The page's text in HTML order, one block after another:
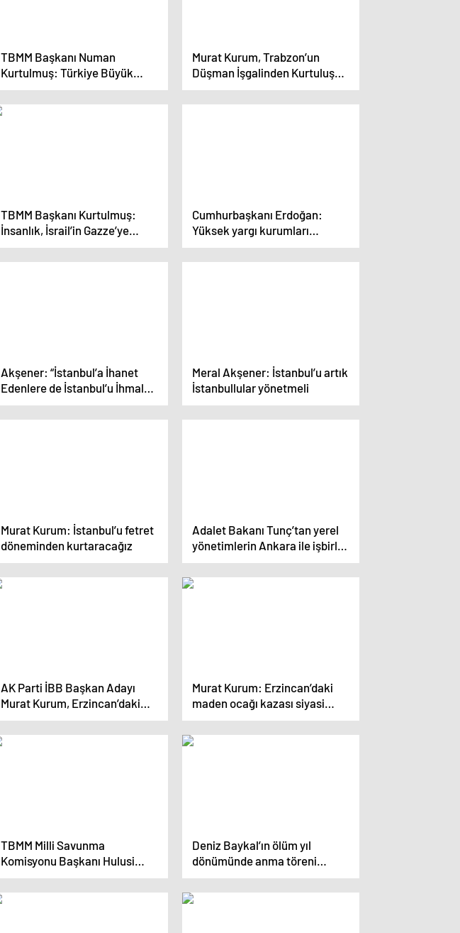
TBMM Başkanı Numan
Kurtulmuş: Türkiye Büyük
Millet Meclisi Anayasa yapım
sürecinin yegane merciidir
Murat Kurum, Trabzon’un
Düşman İşgalinden Kurtuluş
Programına Katıldı
TBMM Başkanı Kurtulmuş:
İnsanlık, İsrail’in Gazze’ye
yönelik saldırılarının
durdurulmasını talep ediyor
Cumhurbaşkanı Erdoğan:
Yüksek yargı kurumları
arasındaki ihtilafı gidermek
mecburiyetindeyiz
Akşener: “İstanbul’a İhanet
Edenlere de İstanbul’u İhmal
Edenlere de Mecbur Değilsiniz”
Meral Akşener: İstanbul’u artık
İstanbullular yönetmeli
Murat Kurum: İstanbul’u fetret
döneminden kurtaracağız
Adalet Bakanı Tunç’tan yerel
yönetimlerin Ankara ile işbirliği
vurgusu
AK Parti İBB Başkan Adayı
Murat Kurum, Erzincan’daki
Maden Faciası Hakkında
Konuştu
Murat Kurum: Erzincan’daki
maden ocağı kazası siyasi
istismara dönüştürüldü
TBMM Milli Savunma
Komisyonu Başkanı Hulusi
Akar: ‘En Son Teröristi de
Etkisiz Hale Getirerek
Milletimizi Kurtarmak İstiyoruz’
Deniz Baykal’ın ölüm yıl
dönümünde anma töreni
düzenlendi